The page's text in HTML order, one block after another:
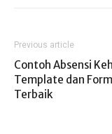
Previous article
Contoh Absensi
Template dan
Terbaik